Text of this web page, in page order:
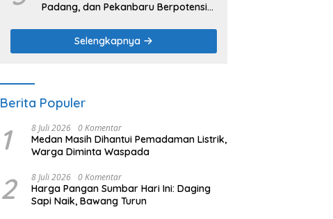
Padang, dan Pekanbaru Berpotensi
Selengkapnya
Berita Populer
1 8 Juli 2026 0 Komentar
Medan Masih Dihantui Pemadaman Listrik,
Warga Diminta Waspada
2 8 Juli 2026 0 Komentar
Harga Pangan Sumbar Hari Ini: Daging
Sapi Naik, Bawang Turun